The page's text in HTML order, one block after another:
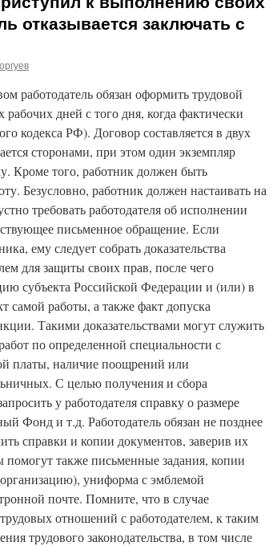
отказывается заключать с
работодатель обязан оформить трудовой
дней с того дня, когда фактически
кодекса РФ). Договор составляется в двух
сторонами, при этом один экземпляр
Кроме того, работник должен быть
Безусловно, работник должен настаивать на
требовать работодателя об исполнении
письменное обращение. Если
ему следует собрать доказательства
для защиты своих прав, после чего
субъекта Российской Федерации и (или) в
самой работы, а также факт допуска
Такими доказательствами могут служить
по определенной специальности с
платы, наличие поощрений или
С целью получения и сбора
у работодателя справку о размере
Фонд и т.д. Работодатель обязан не позднее
справки и копии документов, заверив их
также письменные задания, копии
униформа с эмблемой
почте. Помните, что в случае
отношений с работодателем, к таким
трудового законодательства, в том числе